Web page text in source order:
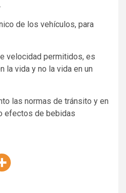
de los vehículos, para
velocidad permitidos, es
la vida y no la vida en un
las normas de tránsito y en
efectos de bebidas